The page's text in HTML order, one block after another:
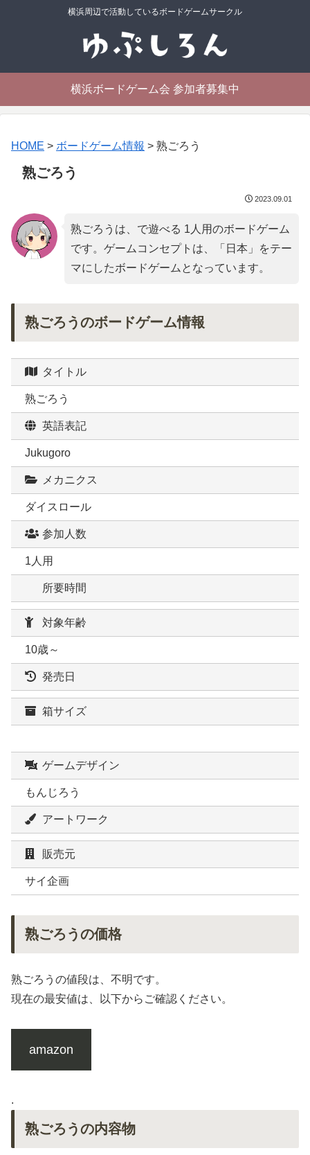
横浜周辺で活動しているボードゲームサークル
横浜ボードゲーム会 参加者募集中
HOME > ボードゲーム情報 > 熟ごろう
熟ごろう
2023.09.01
熟ごろうは、で遊べる 1人用のボードゲーム
です。ゲームコンセプトは、「 日本 」をテー
マにしたボードゲームとなっています。
熟ごろうのボードゲーム情報
タイトル
熟ごろう
英語表記
Jukugoro
メカニクス
ダイスロール
参加人数
1人用
所要時間
対象年齢
10歳～
発売日
箱サイズ
ゲームデザイン
もんじろう
アートワーク
販売元
サイ企画
熟ごろうの価格
熟ごろうの値段は、不明です。
現在の最安値は、以下からご確認ください。
amazon
.
熟ごろうの内容物